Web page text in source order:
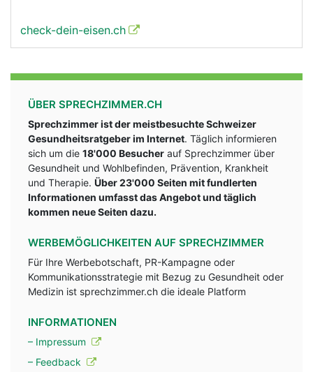
check-dein-eisen.ch
ÜBER SPRECHZIMMER.CH
Sprechzimmer ist der meistbesuchte Schweizer
Gesundheitsratgeber im Internet. Täglich informieren
sich um die 18'000 Besucher auf Sprechzimmer über
Gesundheit und Wohlbefinden, Prävention, Krankheit
und Therapie. Über 23'000 Seiten mit fundlerten
Informationen umfasst das Angebot und täglich
kommen neue Seiten dazu.
WERBEMÖGLICHKEITEN AUF SPRECHZIMMER
Für Ihre Werbebotschaft, PR-Kampagne oder
Kommunikationsstrategie mit Bezug zu Gesundheit oder
Medizin ist sprechzimmer.ch die ideale Platform
INFORMATIONEN
– Impressum
– Feedback